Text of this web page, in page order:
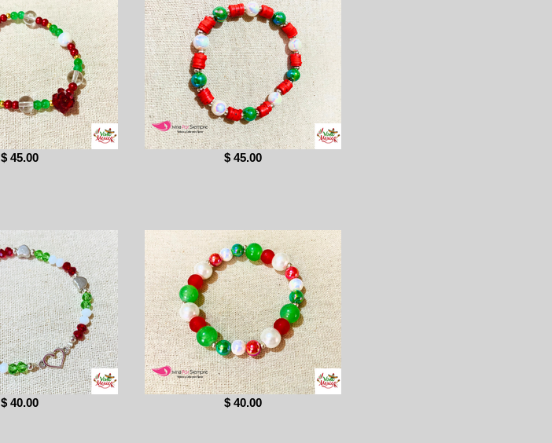
$ 45.00 $ 45.00
$ 40.00 $ 40.00